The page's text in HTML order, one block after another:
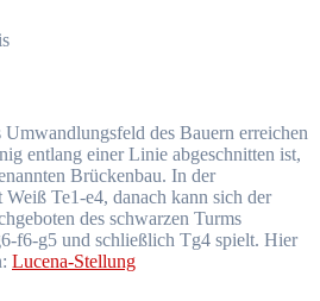
des Bauern erreichen
entlang einer Linie abgeschnitten ist,
Brückenbau. In der
Te1-e4, danach kann sich der
des schwarzen Turms
f6-g5 und schließlich Tg4 spielt. Hier
Lucena-Stellung